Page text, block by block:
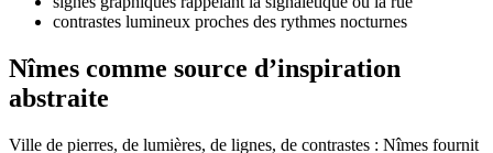
contrastes lumineux proches des rythmes nocturnes
Nîmes comme source d’inspiration
abstraite
Ville de pierres, de lumières, de lignes, de contrastes : Nîmes fournit